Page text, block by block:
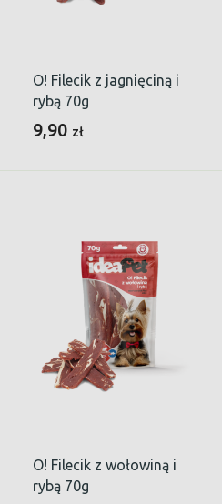
O! Filecik z jagnięciną i
rybą 70g
9,90 zł
O! Filecik z wołowiną i
rybą 70g